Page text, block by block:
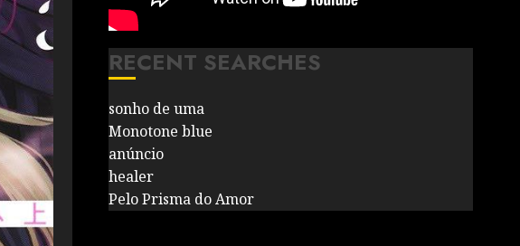
RECENT SEARCHES
sonho de uma
Monotone blue
anúncio
healer
Pelo Prisma do Amor